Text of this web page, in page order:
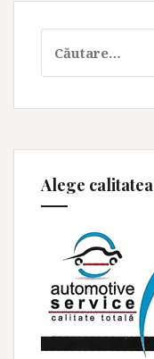
după:
Alege calitatea